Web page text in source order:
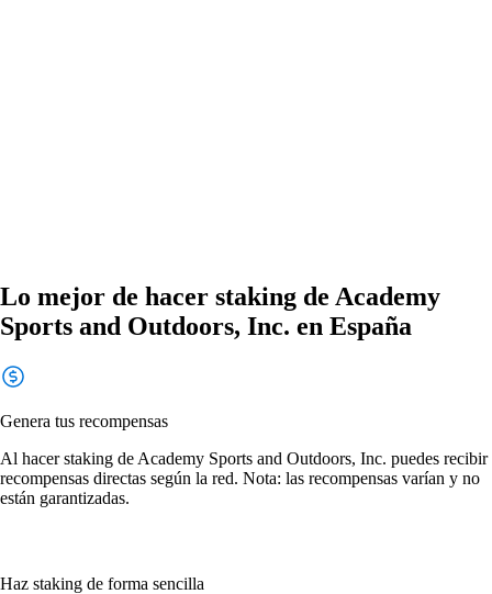
Lo mejor de hacer staking de Academy
Sports and Outdoors, Inc. en España
Genera tus recompensas
Al hacer staking de Academy Sports and Outdoors, Inc. puedes recibir
recompensas directas según la red. Nota: las recompensas varían y no
están garantizadas.
Haz staking de forma sencilla